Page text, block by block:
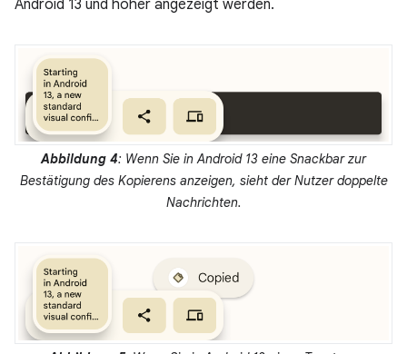
Android 13 und höher angezeigt werden.
Abbildung 4: Wenn Sie in Android 13 eine Snackbar zur
Bestätigung des Kopierens anzeigen, sieht der Nutzer doppelte
Nachrichten.